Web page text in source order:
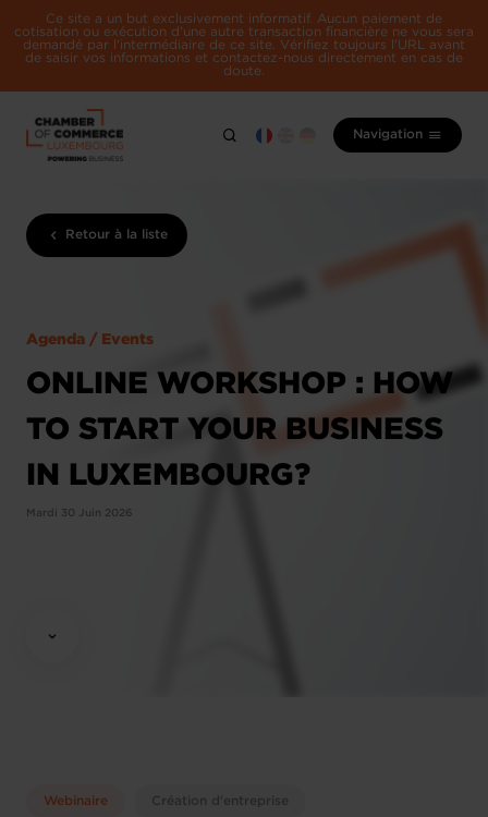
Ce site a un but exclusivement informatif. Aucun paiement de
cotisation ou exécution d'une autre transaction financière ne vous sera
demandé par l'intermédiaire de ce site. Vérifiez toujours l'URL avant
de saisir vos informations et contactez-nous directement en cas de
doute.
Navigation
Retour à la liste
Agenda / Events
ONLINE WORKSHOP : HOW
TO START YOUR BUSINESS
IN LUXEMBOURG?
Mardi 30 Juin 2026
Webinaire Création d'entreprise